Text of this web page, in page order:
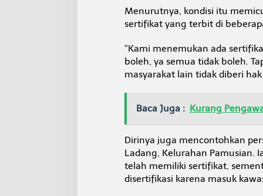
Menurutnya, kondisi itu
sertifikat yang terbit di
“Kami menemukan ada
boleh, ya semua tidak boleh.
masyarakat lain tidak diberi
Baca Juga : Kurang
Dirinya juga mencontohkan
Ladang, Kelurahan Pamusian.
telah memiliki sertifikat,
disertifikasi karena masuk